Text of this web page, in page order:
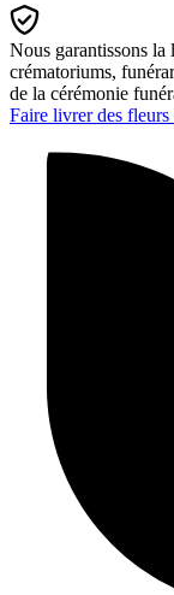
Nous garantissons
crématoriums,
de la cérémonie
Faire livrer des fleurs